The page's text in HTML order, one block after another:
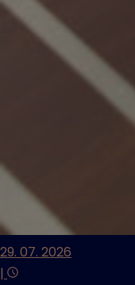
29. 07. 2026
|